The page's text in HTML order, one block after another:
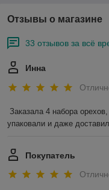
Отзывы о магазине
33 отзывов за всё
Инна
Заказала 4 набора
упаковали и даже
Покупатель